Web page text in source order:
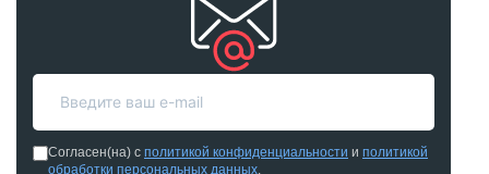
Согласен(на) с политикой конфиденциальности и политикой
обработки персональных данных